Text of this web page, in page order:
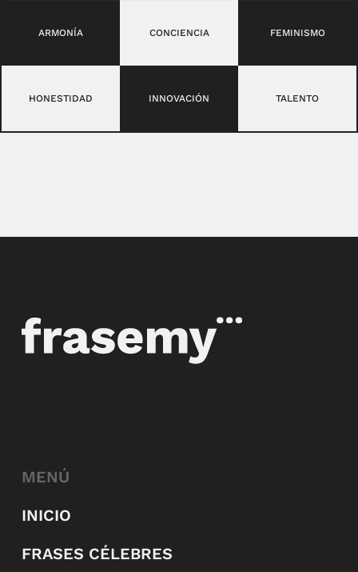
ARMONÍA CONCIENCIA FEMINISMO
HONESTIDAD INNOVACIÓN TALENTO
MENÚ
INICIO
FRASES CÉLEBRES